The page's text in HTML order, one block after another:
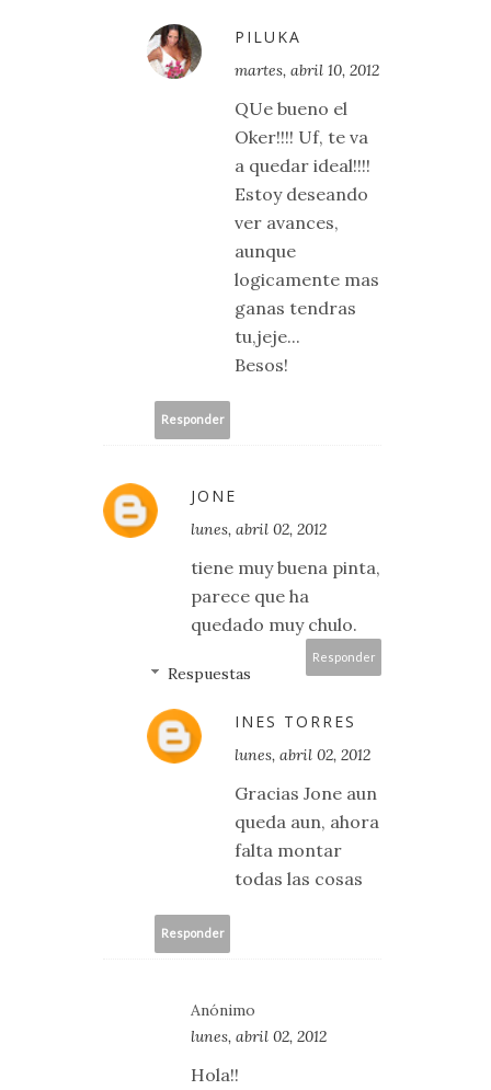
PILUKA
martes, abril 10, 2012
QUe bueno el
Oker!!!! Uf, te va
a quedar ideal!!!!
Estoy deseando
ver avances,
aunque
logicamente mas
ganas tendras
tu,jeje...
Besos!
Responder
JONE
lunes, abril 02, 2012
tiene muy buena pinta,
parece que ha
quedado muy chulo.
Responder
Respuestas
INES TORRES
lunes, abril 02, 2012
Gracias Jone aun
queda aun, ahora
falta montar
todas las cosas
Responder
Anónimo
lunes, abril 02, 2012
Hola!!